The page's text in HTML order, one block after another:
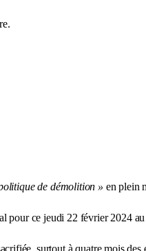
de démolition » en plein
ce jeudi 22 février 2024 au